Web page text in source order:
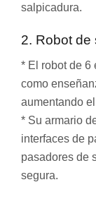
salpicadura.
2. Robot de
* El robot de 6
como
aumentando
* Su armario
interfaces de
pasadores de
segura.